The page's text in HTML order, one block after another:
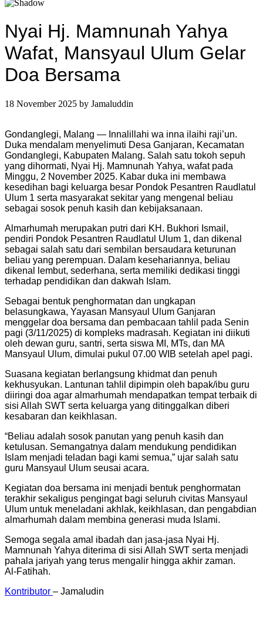
Nyai Hj. Mamnunah Yahya
Wafat, Mansyaul Ulum Gelar
Doa Bersama
18 November 2025 by Jamaluddin
Gondanglegi, Malang — Innalillahi wa inna ilaihi raji’un.
Duka mendalam menyelimuti Desa Ganjaran, Kecamatan
Gondanglegi, Kabupaten Malang. Salah satu tokoh sepuh
yang dihormati, Nyai Hj. Mamnunah Yahya, wafat pada
Minggu, 2 November 2025. Kabar duka ini membawa
kesedihan bagi keluarga besar Pondok Pesantren Raudlatul
Ulum 1 serta masyarakat sekitar yang mengenal beliau
sebagai sosok penuh kasih dan kebijaksanaan.
Almarhumah merupakan putri dari KH. Bukhori Ismail,
pendiri Pondok Pesantren Raudlatul Ulum 1, dan dikenal
sebagai salah satu dari sembilan bersaudara keturunan
beliau yang perempuan. Dalam kesehariannya, beliau
dikenal lembut, sederhana, serta memiliki dedikasi tinggi
terhadap pendidikan dan dakwah Islam.
Sebagai bentuk penghormatan dan ungkapan
belasungkawa, Yayasan Mansyaul Ulum Ganjaran
menggelar doa bersama dan pembacaan tahlil pada Senin
pagi (3/11/2025) di kompleks madrasah. Kegiatan ini diikuti
oleh dewan guru, santri, serta siswa MI, MTs, dan MA
Mansyaul Ulum, dimulai pukul 07.00 WIB setelah apel pagi.
Suasana kegiatan berlangsung khidmat dan penuh
kekhusyukan. Lantunan tahlil dipimpin oleh bapak/ibu guru
diiringi doa agar almarhumah mendapatkan tempat terbaik di
sisi Allah SWT serta keluarga yang ditinggalkan diberi
kesabaran dan keikhlasan.
“Beliau adalah sosok panutan yang penuh kasih dan
ketulusan. Semangatnya dalam mendukung pendidikan
Islam menjadi teladan bagi kami semua,” ujar salah satu
guru Mansyaul Ulum seusai acara.
Kegiatan doa bersama ini menjadi bentuk penghormatan
terakhir sekaligus pengingat bagi seluruh civitas Mansyaul
Ulum untuk meneladani akhlak, keikhlasan, dan pengabdian
almarhumah dalam membina generasi muda Islami.
Semoga segala amal ibadah dan jasa-jasa Nyai Hj.
Mamnunah Yahya diterima di sisi Allah SWT serta menjadi
pahala jariyah yang terus mengalir hingga akhir zaman.
Al-Fatihah.
Kontributor – Jamaludin